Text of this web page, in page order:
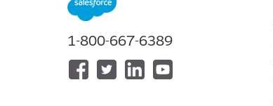
1-800-667-6389